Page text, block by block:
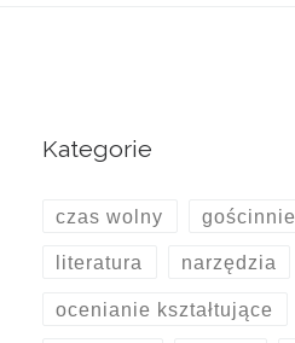
Kategorie
czas wolny gościnnie
literatura narzędzia
ocenianie kształtujące